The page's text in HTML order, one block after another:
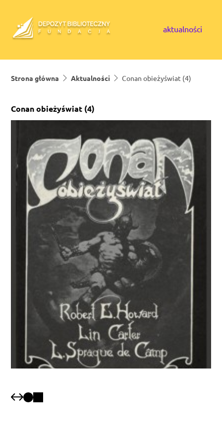
aktualności
Strona główna Aktualności Conan obieżyświat (4)
Conan obieżyświat (4)